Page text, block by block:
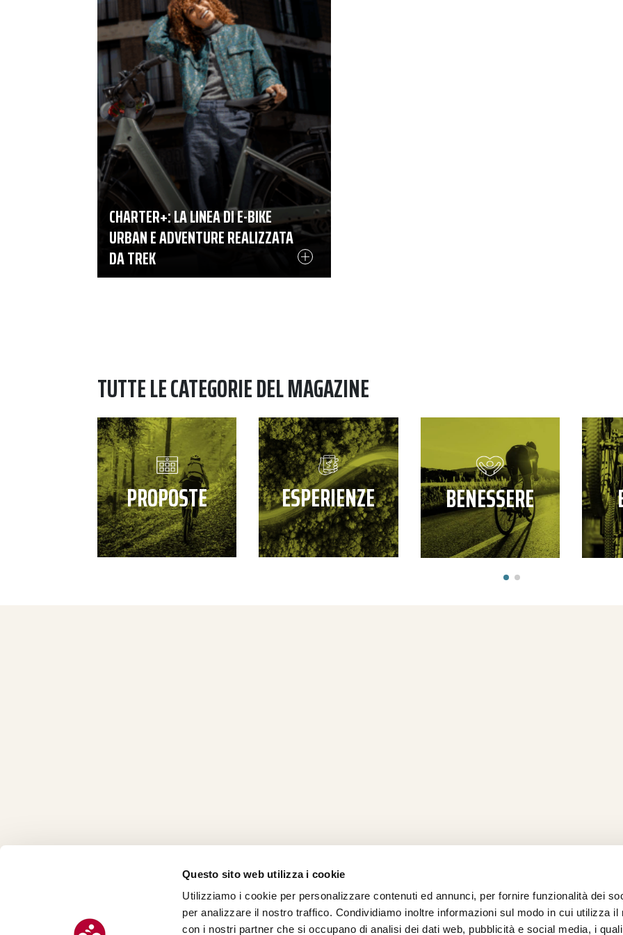
Questo sito web utilizza i cookie
Utilizziamo i cookie per personalizzare contenuti ed annunci, per fornire funzionalità dei
per analizzare il nostro traffico. Condividiamo inoltre informazioni sul modo in cui utilizza il
con i nostri partner che si occupano di analisi dei dati web, pubblicità e social media, i
CHARTER+: LA LINEA DI E-BIKE
URBAN E ADVENTURE REALIZZATA
DA TREK
TUTTE LE CATEGORIE DEL MAGAZINE
PROPOSTE ESPERIENZE BENESSERE
CHI SIAMO
CONTATTI
STRADA
PROPOSTE
ESPERIENZE
BIKE LAB
BIKE HOTEL